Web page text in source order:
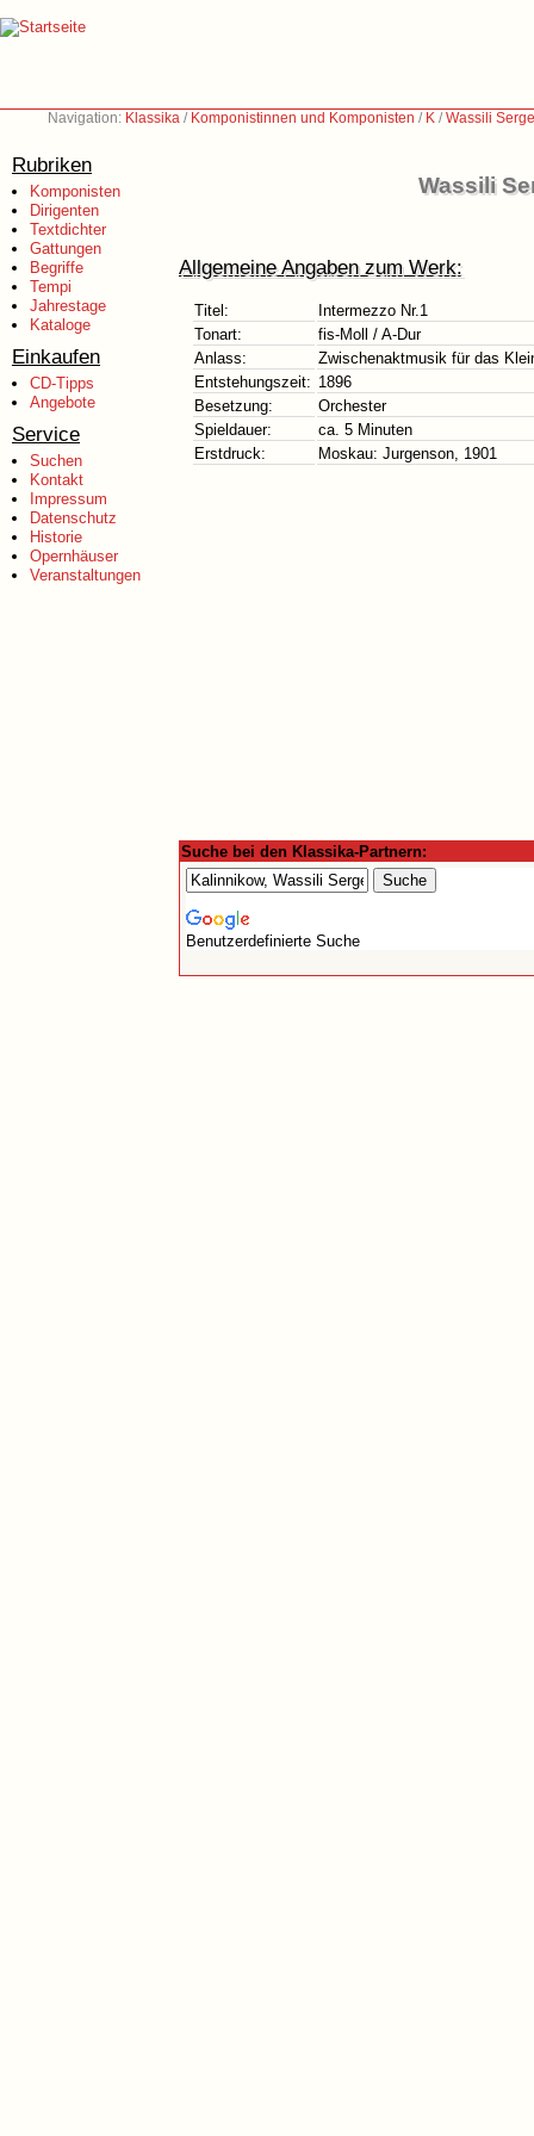
Navigation: Klassika / Komponistinnen und Komponisten / K /Wassili
Rubriken
Komponisten
Dirigenten
Textdichter
Gattungen
Begriffe
Tempi
Jahrestage
Kataloge
Einkaufen
CD-Tipps
Angebote
Service
Suchen
Kontakt
Impressum
Datenschutz
Historie
Opernhäuser
Veranstaltungen
Wassili
Allgemeine Angaben zum Werk:
Titel:
Intermezzo Nr.1
Tonart:
fis-Moll / A-Dur
Anlass:
Zwischenaktmusik für das
Entstehungszeit: 1896
Besetzung:
Orchester
Spieldauer:
ca. 5 Minuten
Erstdruck:
Moskau: Jurgenson, 1901
Suche bei den Klassika-Partnern:
Benutzerdefinierte Suche